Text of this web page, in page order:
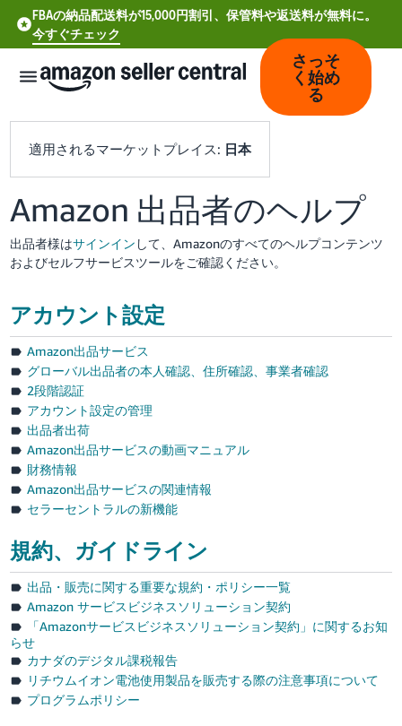
FBAの納品配送料が15,000円割引、保管料や返送料が無料に。
今すぐチェック
日
本
語
中
文
-
Deutsch
- DE
Español
- ES
Français
- FR
Italiano
- IT
한
국
어
-
日
本
ロ
グ
イ
ン
さっそ
く始め
る
適用されるマーケットプレイス: 日本
Amazon 出品者のヘルプ
出品者様はサインイン して、Amazonのすべてのヘルプコンテンツ
およびセルフサービスツールをご確認ください。
アカウント設定
Amazon出品サービス
グローバル出品者の本人確認、住所確認、事業者確認
2段階認証
アカウント設定の管理
出品者出荷
Amazon出品サービスの動画マニュアル
財務情報
Amazon出品サービスの関連情報
セラーセントラルの新機能
規約、ガイドライン
出品・販売に関する重要な規約・ポリシー一覧
Amazon サービスビジネスソリューション契約
「Amazonサービスビジネスソリューション契約」に関するお知
らせ
カナダのデジタル課税報告
リチウムイオン電池使用製品を販売する際の注意事項について
プログラムポリシー